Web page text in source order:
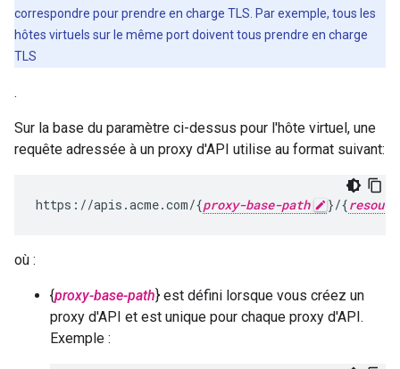
correspondre pour prendre en charge TLS. Par exemple, tous les
hôtes virtuels sur le même port doivent tous prendre en charge
TLS
.
Sur la base du paramètre ci-dessus pour l'hôte virtuel, une
requête adressée à un proxy d'API utilise au format suivant:
https://apis.acme.com/{proxy-base-path }/{
où :
{proxy-base-path} est défini lorsque vous créez un
proxy d'API et est unique pour chaque proxy d'API.
Exemple :